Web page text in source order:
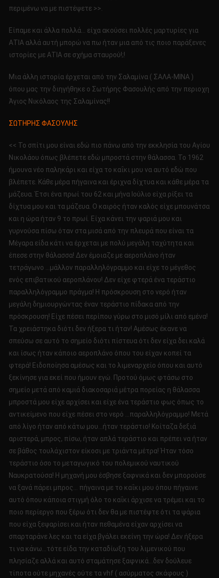
περιμένω να με πιστέψετε >>.
Είπαμε και άλλα πολλά… είχα ακούσει πολλές μαρτυρίες για
ΑΤΙΑ αλλά αυτή μπορώ να πω ήταν μια από τις ποιο παράξενες
ιστορίες με ΑΤΙΑ σε σχήμα σταυρού!;!
Μια άλλη ιστορία έρχεται από την Σαλαμίνα ( ΣΑΛΑ-ΜΙΝΑ )
όπου μας την διηγήθηκε ο Σωτήρης Φασουλής από την περιοχη
Άγιος Νικόλαος της Σαλαμίνας!!
ΣΩΤΗΡΗΣ ΦΑΣΟΥΛΗΣ
<< Το σπίτι μου είναι εδώ πιο πάνω από την εκκλησία του Αγίου
Νικολάου όπως βλέπετε εδώ μπροστά στην θάλασσα. Το 1962
ήμουνα νέο παληκάρι και είχα το καΐκι μου να αυτό εδώ που
βλέπετε. Κάθε μέρα πήγαινα και έριχνα δίχτυα και κάθε μέρα τα
μάζευα. Έτσι ένα πρωί του 62 και μήνα Ιούλιο είχα ρίξει τα
δίχτυα μου και τα μάζευα. Ο καιρός ήταν καλός είχε μπουνάτσα
και η ώρα ήταν 9 το πρωί. Είχα κάνει την ψαριά μου και
γυρνούσα πίσω όταν στα μισά από την πλευρά που είναι τα
Μέγαρα είδα κάτι να έρχεται με πολύ μεγάλη ταχύτητα και
έπεσε στην θάλασσα! Δεν έμοιαζε με αεροπλάνο ήταν
τετράγωνο …μάλλον παραλληλόγραμμο και είχε το μέγεθος
ενός επιβατικού αεροπλάνου! Δεν είχε φτερά ένα τεράστιο
παραλληλόγραμμο πράγμα! Η πρόσκρουση στο νερό ήταν
μεγάλη δημιουργώντας έναν τεράστιο πίδακα από την
πρόσκρουση! Είχε πέσει περίπου γύρω στο μισό μίλι από εμένα!
Τα χρειάστηκα διότι δεν ήξερα τι ήταν! Αμέσως έκανε να
σπεύσω σε αυτό το σημείο διότι πίστευα ότι δεν είχα δει καλά
και ίσως ήταν κάποιο αεροπλάνο όπου του είχαν κοπεί τα
φτερά! Ειδοποίησα αμέσως και το λιμεναρχείο όπου και αυτό
ξεκίνησε για εκεί που ήμουν εγώ. Προτού όμως φτάσω στο
σημείο μετά από καμιά διακοσαριά μέτρα πορείας η θάλασσα
μπροστά μου είχε αρχίσει και είχε ένα τεράστιο φως όπως το
αντικείμενο που είχε πέσει στο νερό …παραλληλόγραμμο! Μετά
από λίγο ήταν από κάτω μου…ήταν τεράστιο! Κοίταζα δεξιά
αριστερά, μπρος, πίσω, ήταν απλά τεράστιο και πρέπει να ήταν
σε βάθος τουλάχιστον είκοσι με τριάντα μέτρα! Ήταν τόσο
τεράστιο όσο το μεταγωγικό του πολεμικού ναυτικού
Ναυκρατούσα! Η μηχανή μου έσβησε ξαφνικά και δεν μπορούσε
να ξανά πάρει μπρος… πήγαινα με το καΐκι μου όπου πήγαινε
αυτό όπου κάποια στιγμή όλο το καΐκι άρχισε να τρέμει και το
ποιο περίεργο που ξέρω ότι δεν θα με πιστέψτε ότι τα ψάρια
που είχα ξεψαρίσει και ήταν πεθαμένα είχαν αρχίσει να
σπαρταράνε λες και τα είχα βγάλει εκείνη την ώρα! Δεν ήξερα
τι να κάνω…τότε είδα την καταδίωξη του λιμενικού που
πλησίαζε αλλά και αυτό σταμάτησε ξαφνικά…δεν δούλευε
τίποτα ούτε μηχανές ούτε τα vhf ( ασύρματος σκάφους )